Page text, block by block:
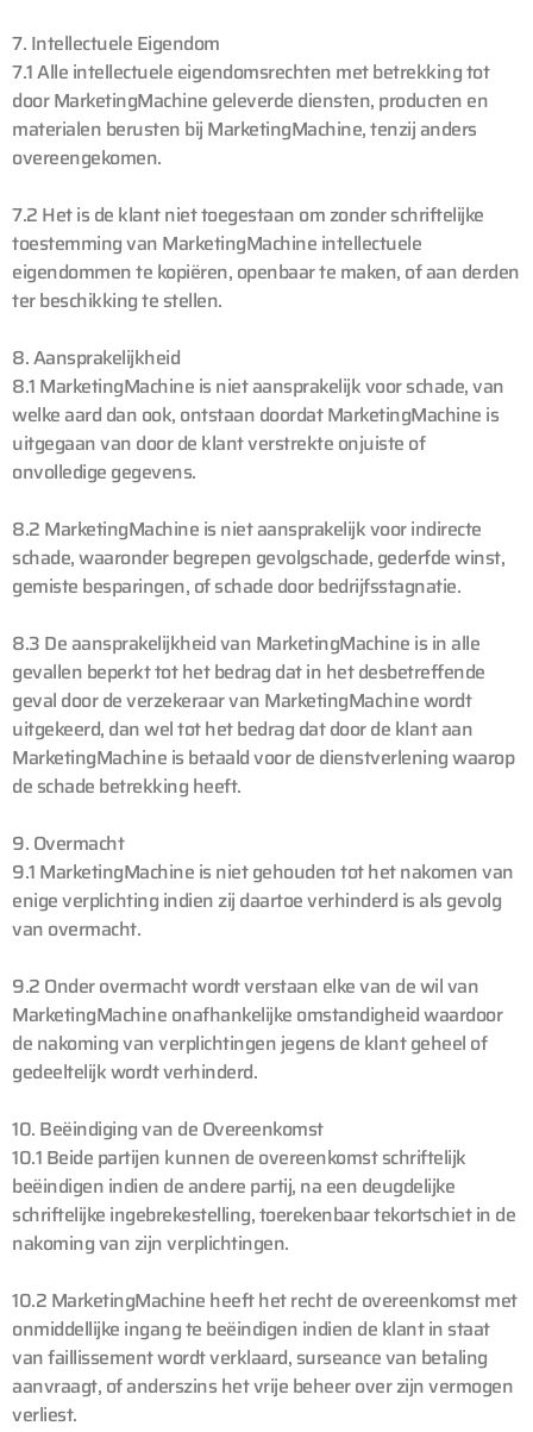
7. Intellectuele Eigendom
7.1 Alle intellectuele eigendomsrechten met betrekking tot
door MarketingMachine geleverde diensten, producten en
materialen berusten bij MarketingMachine, tenzij anders
overeengekomen.
7.2 Het is de klant niet toegestaan om zonder schriftelijke
toestemming van MarketingMachine intellectuele
eigendommen te kopiëren, openbaar te maken, of aan derden
ter beschikking te stellen.
8. Aansprakelijkheid
8.1 MarketingMachine is niet aansprakelijk voor schade, van
welke aard dan ook, ontstaan doordat MarketingMachine is
uitgegaan van door de klant verstrekte onjuiste of
onvolledige gegevens.
8.2 MarketingMachine is niet aansprakelijk voor indirecte
schade, waaronder begrepen gevolgschade, gederfde winst,
gemiste besparingen, of schade door bedrijfsstagnatie.
8.3 De aansprakelijkheid van MarketingMachine is in alle
gevallen beperkt tot het bedrag dat in het desbetreffende
geval door de verzekeraar van MarketingMachine wordt
uitgekeerd, dan wel tot het bedrag dat door de klant aan
MarketingMachine is betaald voor de dienstverlening waarop
de schade betrekking heeft.
9. Overmacht
9.1 MarketingMachine is niet gehouden tot het nakomen van
enige verplichting indien zij daartoe verhinderd is als gevolg
van overmacht.
9.2 Onder overmacht wordt verstaan elke van de wil van
MarketingMachine onafhankelijke omstandigheid waardoor
de nakoming van verplichtingen jegens de klant geheel of
gedeeltelijk wordt verhinderd.
10. Beëindiging van de Overeenkomst
10.1 Beide partijen kunnen de overeenkomst schriftelijk
beëindigen indien de andere partij, na een deugdelijke
schriftelijke ingebrekestelling, toerekenbaar tekortschiet in de
nakoming van zijn verplichtingen.
10.2 MarketingMachine heeft het recht de overeenkomst met
onmiddellijke ingang te beëindigen indien de klant in staat
van faillissement wordt verklaard, surseance van betaling
aanvraagt, of anderszins het vrije beheer over zijn vermogen
verliest.